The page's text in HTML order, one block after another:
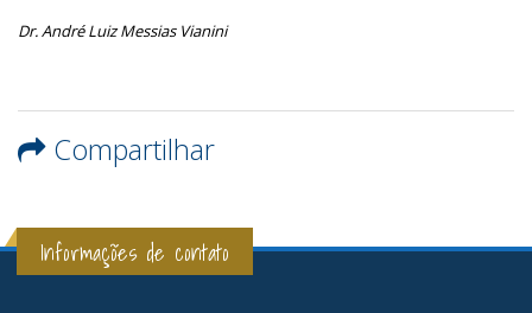
Dr. André Luiz Messias Vianini
Compartilhar
Informações de contato